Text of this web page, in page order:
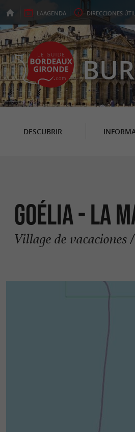
LAAGENDA DIRECCIONES
DESCUBRIR
Goélia - La
Village de vacaciones